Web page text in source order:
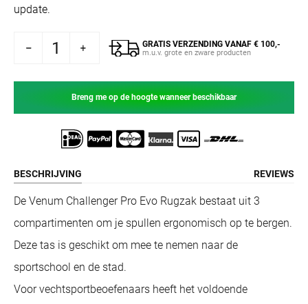
update.
Challenger Pro Evo Zwart/Zwart
Venum Rugtas Challenger Pro Evo Zwart/Zwart
GRATIS VERZENDING VANAF € 100,-
m.u.v. grote en zware producten
Breng me op de hoogte wanneer beschikbaar
BESCHRIJVING REVIEWS
De Venum Challenger Pro Evo Rugzak bestaat uit 3
compartimenten om je spullen ergonomisch op te bergen.
Deze tas is geschikt om mee te nemen naar de
sportschool en de stad.
Voor vechtsportbeoefenaars heeft het voldoende